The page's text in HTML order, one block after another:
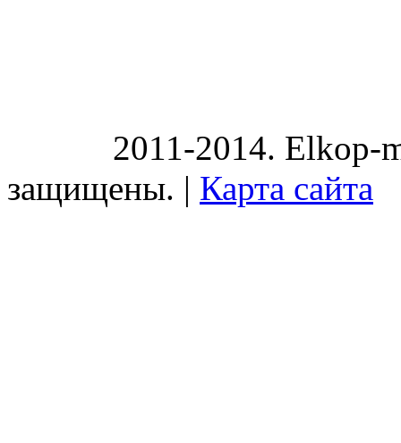
2011-2014. Elkop-
защищены. | Карта сайта